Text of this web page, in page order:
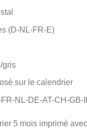
(D-NL-FR-E)
gris
sur le calendrier
NL-DE-AT-CH-GB-
5 mois imprimé